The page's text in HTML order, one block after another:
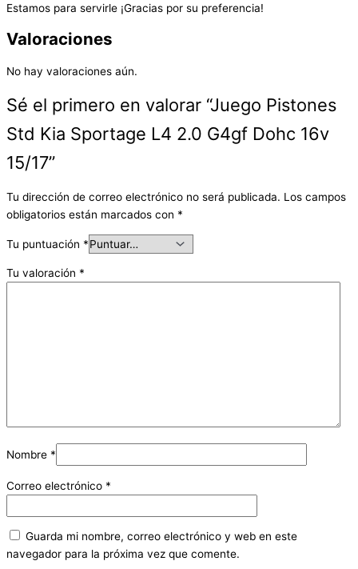
Estamos para servirle ¡Gracias por su preferencia!
Valoraciones
No hay valoraciones aún.
Sé el primero en valorar “Juego Pistones
Std Kia Sportage L4 2.0 G4gf Dohc 16v
15/17”
Tu dirección de correo electrónico no será publicada. Los campos
obligatorios están marcados con *
Tu puntuación *
Tu valoración *
Nombre *
Correo electrónico *
Guarda mi nombre, correo electrónico y web en este
navegador para la próxima vez que comente.